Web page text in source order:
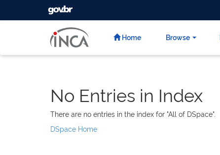
GOVBR
Home Browse
No Entries in Index
There are no entries in the index for "All of DSpace".
DSpace Home